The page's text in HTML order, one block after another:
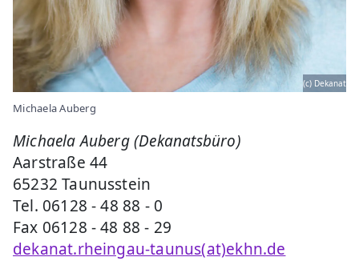
(c) Dekanat
Michaela Auberg
Michaela Auberg (Dekanatsbüro)
Aarstraße 44
65232 Taunusstein
Tel. 06128 - 48 88 - 0
Fax 06128 - 48 88 - 29
dekanat.rheingau-taunus(at)ekhn.de